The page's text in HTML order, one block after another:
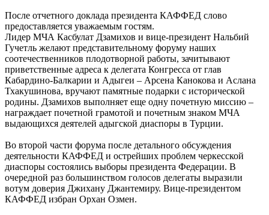
После отчетного доклада президента КАФФЕД слово
предоставляется уважаемым гостям.
Лидер МЧА Касбулат Дзамихов и вице-президент Нальбий
Гучетль желают представительному форуму наших
соотечественников плодотворной работы, зачитывают
приветственные адреса к делегата Конгресса от глав
Кабардино-Балкарии и Адыгеи – Арсена Канокова и Аслана
Тхакушинова, вручают памятные подарки с исторической
родины. Дзамихов выполняет еще одну почетную миссию –
награждает почетной грамотой и почетным знаком МЧА
выдающихся деятелей адыгской диаспоры в Турции.
Во второй части форума после детального обсуждения
деятельности КАФФЕД и острейших проблем черкесской
диаспоры состоялись выборы президента Федерации. В
очередной раз большинством голосов делегаты выразили
вотум доверия Джихану Джантемиру. Вице-президентом
КАФФЕД избран Орхан Озмен.